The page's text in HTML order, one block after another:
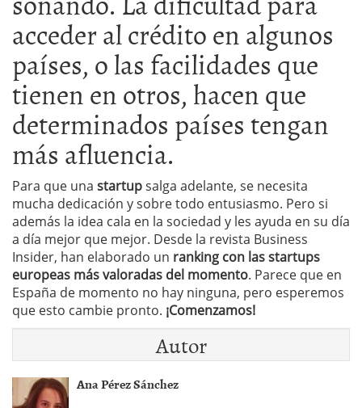
acceder al crédito en algunos
países, o las facilidades que
tienen en otros, hacen que
determinados países tengan
más afluencia.
Para que una startupsalga adelante, se necesita
mucha dedicación y sobre todo entusiasmo. Pero si
además la idea cala en la sociedad y les ayuda en su día
a día mejor que mejor. Desde la revista Business
Insider, han elaborado un ranking con las startups
europeas más valoradas del momento. Parece que en
España de momento no hay ninguna, pero esperemos
que esto cambie pronto. ¡Comenzamos!
Autor
Ana Pérez Sánchez